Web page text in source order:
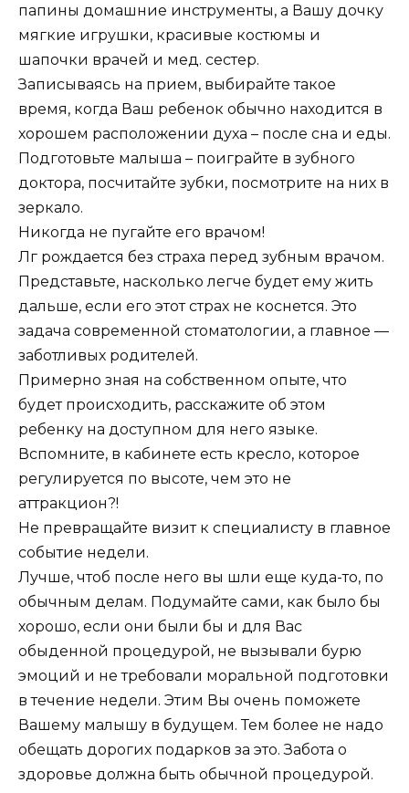
папины домашние инструменты, а Вашу дочку
мягкие игрушки, красивые костюмы и
шапочки врачей и мед. сестер.
Записываясь на прием, выбирайте такое
время, когда Ваш ребенок обычно находится в
хорошем расположении духа – после сна и еды.
Подготовьте малыша – поиграйте в зубного
доктора, посчитайте зубки, посмотрите на них в
зеркало.
Никогда не пугайте его врачом!
Лг рождается без страха перед зубным врачом.
Представьте, насколько легче будет ему жить
дальше, если его этот страх не коснется. Это
задача современной стоматологии, а главное —
заботливых родителей.
Примерно зная на собственном опыте, что
будет происходить, расскажите об этом
ребенку на доступном для него языке.
Вспомните, в кабинете есть кресло, которое
регулируется по высоте, чем это не
аттракцион?!
Не превращайте визит к специалисту в главное
событие недели.
Лучше, чтоб после него вы шли еще куда-то, по
обычным делам. Подумайте сами, как было бы
хорошо, если они были бы и для Вас
обыденной процедурой, не вызывали бурю
эмоций и не требовали моральной подготовки
в течение недели. Этим Вы очень поможете
Вашему малышу в будущем. Тем более не надо
обещать дорогих подарков за это. Забота о
здоровье должна быть обычной процедурой.